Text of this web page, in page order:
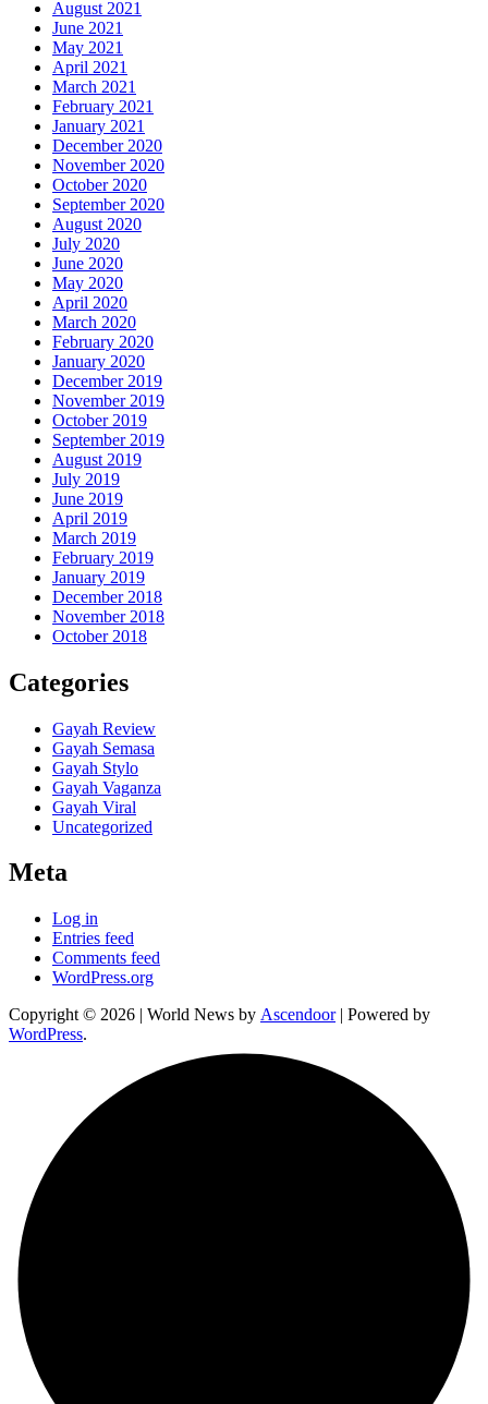
August 2021
June 2021
May 2021
April 2021
March 2021
February 2021
January 2021
December 2020
November 2020
October 2020
September 2020
August 2020
July 2020
June 2020
May 2020
April 2020
March 2020
February 2020
January 2020
December 2019
November 2019
October 2019
September 2019
August 2019
July 2019
June 2019
April 2019
March 2019
February 2019
January 2019
December 2018
November 2018
October 2018
Categories
Gayah Review
Gayah Semasa
Gayah Stylo
Gayah Vaganza
Gayah Viral
Uncategorized
Meta
Log in
Entries feed
Comments feed
WordPress.org
Copyright © 2026 | World News by Ascendoor| Powered by
WordPress.